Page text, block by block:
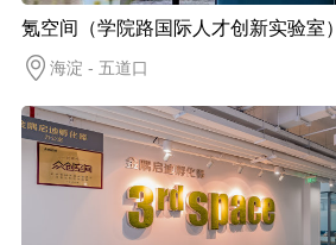
氪空间（学院路国际人才创新实验室）
海淀 - 五道口